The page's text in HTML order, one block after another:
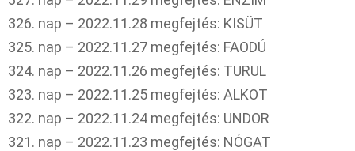
326. nap – 2022.11.28 megfejtés: KISÜT
325. nap – 2022.11.27 megfejtés: FAODÚ
324. nap – 2022.11.26 megfejtés: TURUL
323. nap – 2022.11.25 megfejtés: ALKOT
322. nap – 2022.11.24 megfejtés: UNDOR
321. nap – 2022.11.23 megfejtés: NÓGAT